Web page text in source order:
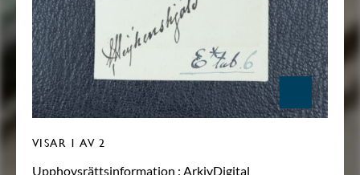
VISAR 1 AV 2
Upphovsrättsinformation : ArkivDigital